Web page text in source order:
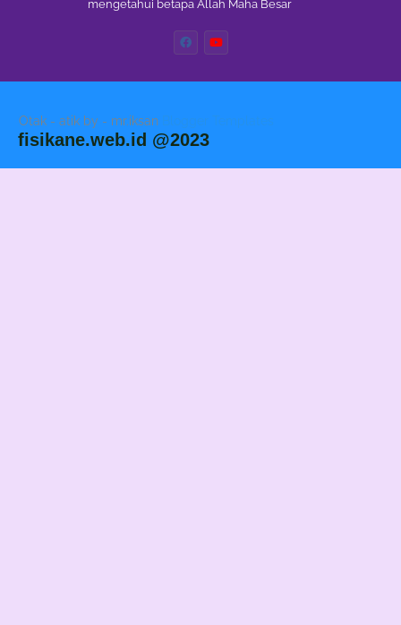
mengetahui betapa Allah Maha Besar
Otak - atik by - mr.iksan Blogger Templates
fisikane.web.id @2023